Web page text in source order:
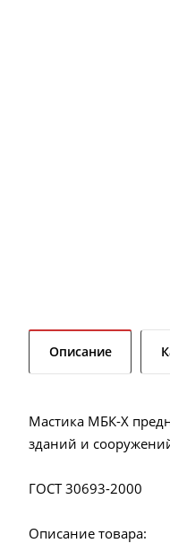
Описание
Мастика МБК-Х
зданий и
ГОСТ 30693-2000
Описание товара: